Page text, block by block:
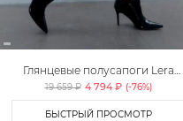
Глянцевые полусапоги Lera
Nena Unreal
19 659 ₽ 4 794 ₽ (-76%)
БЫСТРЫЙ ПРОСМОТР